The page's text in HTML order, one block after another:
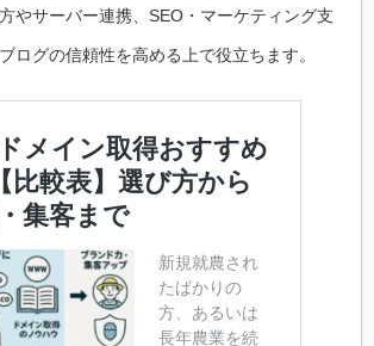
やサーバー連携、SEO・マーケティング支
ログの信頼性を高める上で役立ちます。